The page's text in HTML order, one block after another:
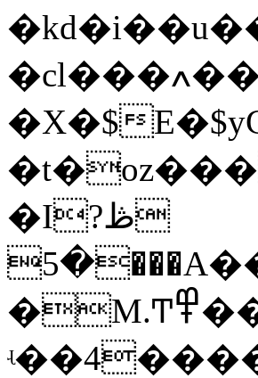
�cl���ߍ���A���b�kT2���ra�2{5�����i����w9�K�R�@� &�,
�X�$
�Iڟ?
�5���A�����F��"k��D�����O`�2f:��8���rcM�ɥԮ�3X�
�M.Ͳ߾���NT�